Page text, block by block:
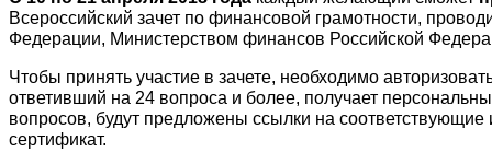
Всероссийский зачет по финансовой грамотности,
Федерации, Министерством финансов Российской
Чтобы принять участие в зачете, необходимо
ответивший на 24 вопроса и более, получает
вопросов, будут предложены ссылки на
сертификат.